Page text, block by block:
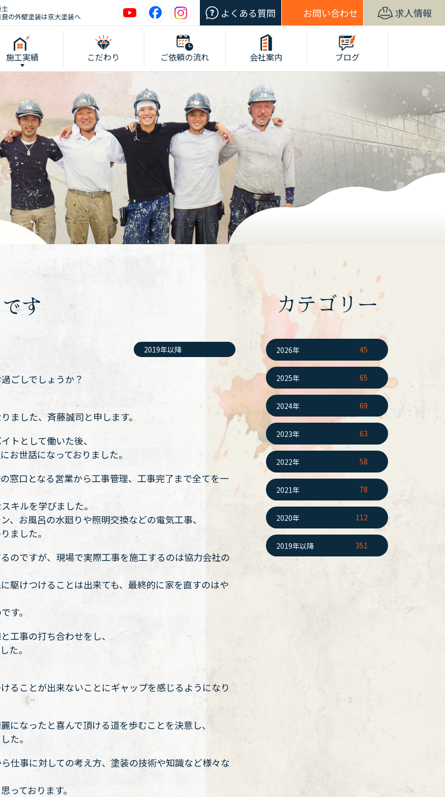
の外壁塗装は京大塗装へ
よくある質問 お問い合わせ 求人情報
施工実績 こだわり ご依頼の流れ 会社案内 ブログ
す
2019年以降
ごしでしょうか？
ました、斉藤誠司と申します。
トとして働いた後、
お世話になっておりました。
窓口となる営業から工事管理、工事完了まで全てを一
キルを学びました。
、お風呂の水廻りや照明交換などの電気工事、
ました。
のですが、現場で実際工事を施工するのは協力会社の
駆けつけることは出来ても、最終的に家を直すのはや
す。
工事の打ち合わせをし、
た。
ることが出来ないことにギャップを感じるようになり
になったと喜んで頂ける道を歩むことを決意し、
た。
仕事に対しての考え方、塗装の技術や知識など様々な
っております。
カテゴリー
2026年 45
2025年 65
2024年 69
2023年 63
2022年 58
2021年 78
2020年 112
2019年以降 351